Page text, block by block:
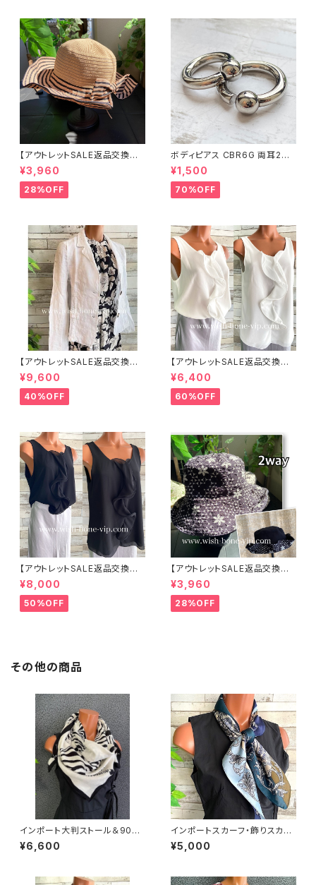
【アウトレットSALE返品交換不
可8/20まで】つば広サマーハッ
ト・通気性・軽量 ワイヤー入りハ
ット ボーダー＆BIGリボン・女優
帽 UV/紫外線対策 レディースハ
¥3,960
28%OFF
ボディピアス CBR6G 両耳2個
セット 1ボール ネジ式 簡単脱着
サージカルステンレス NY直輸
入
¥1,500
70%OFF
【アウトレットSALE返品交換不
可8/20まで】イタリア製サマー
ジャケット｜Made in ITALY｜
リネン麻 飾りエリ ジャケット/ホ
ワイト
¥9,600
40%OFF
【アウトレットSALE返品交換不
可8/20まで】イタリア製 CASA
DEILUCA ITALY｜前フリル＆B
IGフリルトップス /ホワイト
¥6,400
60%OFF
【アウトレットSALE返品交換不
可8/20まで】イタリア製 CASA
DEILUCA ITALY｜前フリル＆B
IGフリルトップス /ブラック
¥8,000
50%OFF
【アウトレットSALE返品交換不
可8/20まで】ワッフル立体フラワ
ー＆無地 2way リバーシブルハ
ット・ワイヤー入り変形ハット・フ
ラワー帽子【ブラック】
¥3,960
28%OFF
その他の商品
インポート大判ストール＆90c
mスクエア モノトーンスカーフ
｜ホワイト＆ブラック馬ホース
¥6,600
インポートスカーフ・飾りスカー
フ・スクエア小さめスカーフ ツヤ
スカーフ・バッグスカーフ/ネイビ
¥5,000